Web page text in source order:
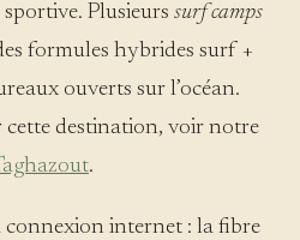
Plusieurs surf camps
formules hybrides surf +
ouverts sur l’océan.
destination, voir notre
.
connexion internet : la fibre